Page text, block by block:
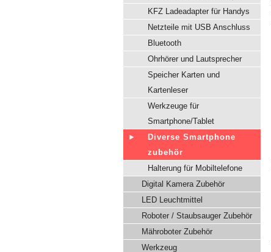
KFZ Ladeadapter für Handys
Netzteile mit USB Anschluss
Bluetooth
Ohrhörer und Lautsprecher
Speicher Karten und
Kartenleser
Werkzeuge für
Smartphone/Tablet
Diverse Smartphone
zubehör
Halterung für Mobiltelefone
Digital Kamera Zubehör
LED Leuchtmittel
Roboter / Staubsauger Zubehör
Mähroboter Zubehör
Werkzeug